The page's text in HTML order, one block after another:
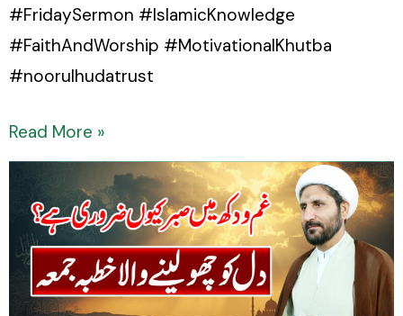
#FridaySermon #IslamicKnowledge
#FaithAndWorship #MotivationalKhutba
#noorulhudatrust
Read More »
Dukh
Mein
Sabar